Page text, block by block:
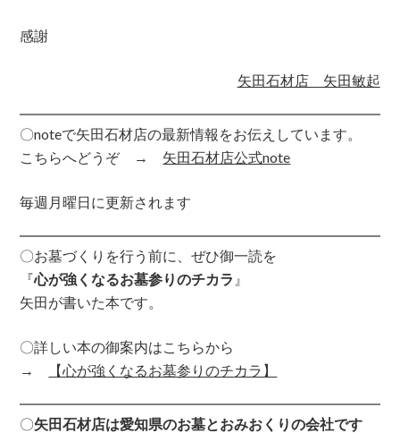
感謝
矢田石材店 矢田敏起
〇noteで矢田石材店の最新情報をお伝えしています。
こちらへどうぞ → 矢田石材店公式note
毎週月曜日に更新されます
〇お墓づくりを行う前に、ぜひ御一読を
『心が強くなるお墓参りのチカラ 』
矢田が書いた本です。
〇詳しい本の御案内はこちらから
→
【心が強くなるお墓参りのチカラ】
〇矢田石材店は愛知県のお墓とおみおくりの会社です